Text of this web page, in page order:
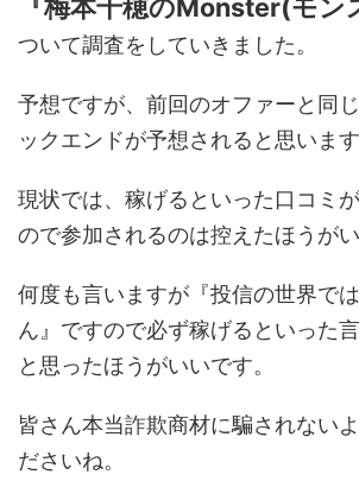
『梅本千穂のMonster(モン
ついて調査をしていきました。
予想ですが、前回のオファーと同
ックエンドが予想されると思います
現状では、稼げるといった口コミ
ので参加されるのは控えたほうがい
何度も言いますが『投信の世界で
ん』ですので必ず稼げるといった
と思ったほうがいいです。
皆さん本当詐欺商材に騙されない
ださいね。